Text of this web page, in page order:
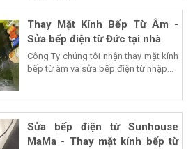
Thay Mặt Kính Bếp Từ Âm -
Sửa bếp điện từ Đức tại nhà
Công Ty chúng tôi nhận thay mặt kính
bếp từ âm và sửa bếp điện từ nhập...
Sửa bếp điện từ Sunhouse
MaMa - Thay mặt kính bếp từ